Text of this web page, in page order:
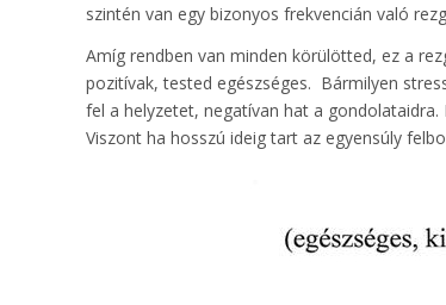
szintén van egy bizonyos frekvencián való
Amíg rendben van minden körülötted, ez a
pozitívak, tested egészséges. Bármilyen
fel a helyzetet, negatívan hat a
Viszont ha hosszú ideig tart az egyensúly